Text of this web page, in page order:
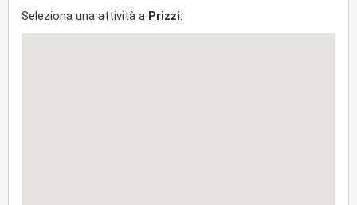
Seleziona una attività a Prizzi: